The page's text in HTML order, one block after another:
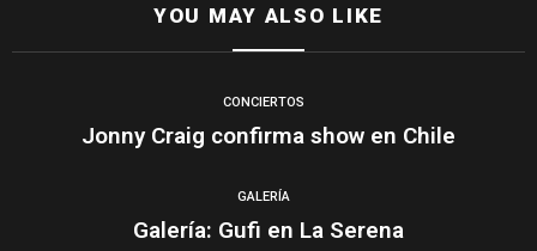
YOU MAY ALSO LIKE
CONCIERTOS
Jonny Craig confirma show en Chile
GALERÍA
Galería: Gufi en La Serena